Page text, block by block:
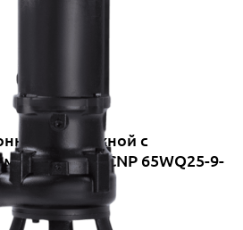
погружной с
CNP 65WQ25-9-